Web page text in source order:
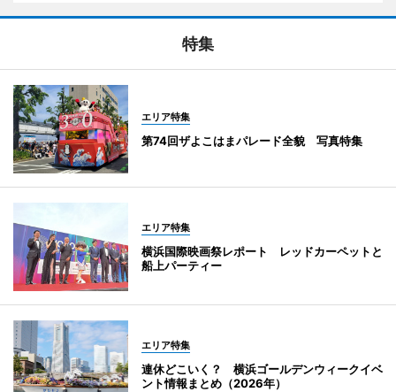
特集
エリア特集
第74回ザよこはまパレード全貌 写真特集
エリア特集
横浜国際映画祭レポート レッドカーペットと
船上パーティー
エリア特集
連休どこいく？ 横浜ゴールデンウィークイベ
ント情報まとめ（2026年）